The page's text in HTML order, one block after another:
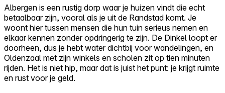
Albergen is een rustig dorp waar je huizen vindt die echt
betaalbaar zijn, vooral als je uit de Randstad komt. Je
woont hier tussen mensen die hun tuin serieus nemen en
elkaar kennen zonder opdringerig te zijn. De Dinkel loopt er
doorheen, dus je hebt water dichtbij voor wandelingen, en
Oldenzaal met zijn winkels en scholen zit op tien minuten
rijden. Het is niet hip, maar dat is juist het punt: je krijgt ruimte
en rust voor je geld.